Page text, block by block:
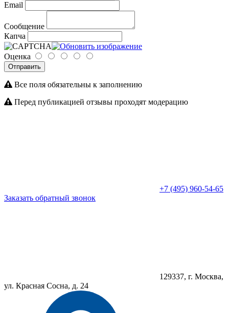
Email
Сообщение
Капча
Оценка
Отправить
Все поля обязательны к заполнению
Перед публикацией отзывы проходят модерацию
+7 (495) 960-54-65
Заказать обратный звонок
129337, г. Москва,
ул. Красная Сосна, д. 24